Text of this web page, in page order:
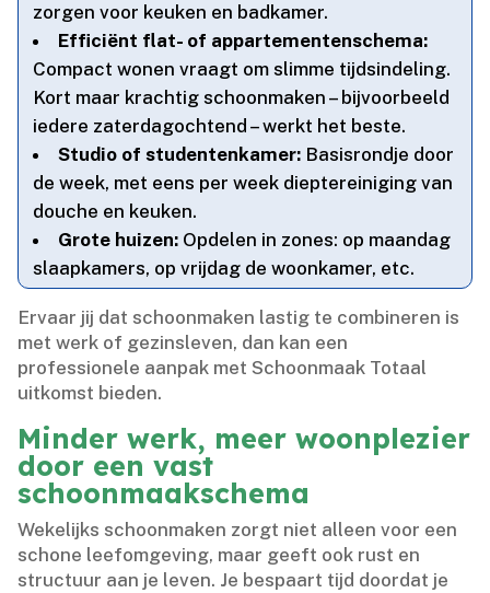
zorgen voor keuken en badkamer.​
Efficiënt flat- of appartementenschema:
Compact wonen vraagt om slimme tijdsindeling.​
Kort maar krachtig schoonmaken – bijvoorbeeld
iedere zaterdagochtend – werkt het beste.​
Studio of studentenkamer: Basisrondje door
de week, met eens per week dieptereiniging van
douche en keuken.​
Grote huizen: Opdelen in zones: op maandag
slaapkamers, op vrijdag de woonkamer, etc.​
Ervaar jij dat schoonmaken lastig te combineren is
met werk of gezinsleven, dan kan een
professionele aanpak met Schoonmaak Totaal
uitkomst bieden.​
Minder werk, meer woonplezier
door een vast
schoonmaakschema
Wekelijks schoonmaken zorgt niet alleen voor een
schone leefomgeving, maar geeft ook rust en
structuur aan je leven.​ Je bespaart tijd doordat je